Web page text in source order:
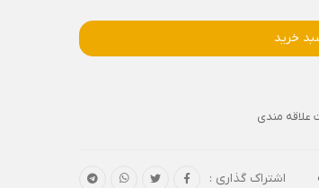
خرید
علاقه مندی
اشتراک گذاری :